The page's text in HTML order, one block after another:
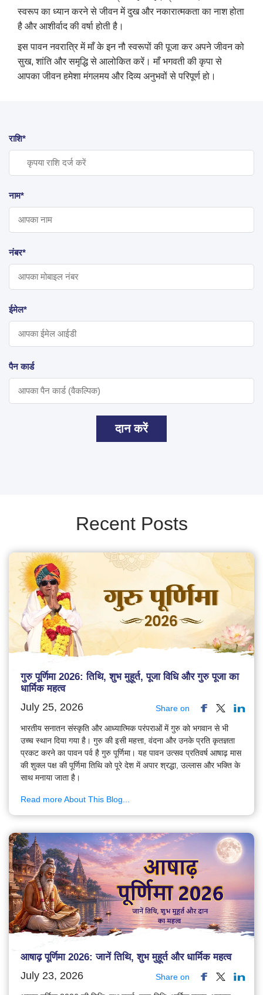
स्वरूप का ध्यान करने से जीवन में दुख और नकारात्मकता का नाश होता
है और आशीर्वाद की वर्षा होती है।
इस पावन नवरात्रि में माँ के इन नौ स्वरूपों की पूजा कर अपने जीवन को
सुख, शांति और समृद्धि से आलोकित करें। माँ भगवती की कृपा से
आपका जीवन हमेशा मंगलमय और दिव्य अनुभवों से परिपूर्ण हो।
राशि*
नाम*
नंबर*
ईमेल*
पैन कार्ड
दान करें
Recent Posts
गुरु पूर्णिमा 2026: तिथि, शुभ मुहूर्त, पूजा विधि और गुरु पूजा का
धार्मिक महत्व
July 25, 2026 Share on
भारतीय सनातन संस्कृति और आध्यात्मिक परंपराओं में गुरु को भगवान से भी
उच्च स्थान दिया गया है। गुरु की इसी महत्ता, वंदना और उनके प्रति कृतज्ञता
प्रकट करने का पावन पर्व है गुरु पूर्णिमा। यह पावन उत्सव प्रतिवर्ष आषाढ़ मास
की शुक्ल पक्ष की पूर्णिमा तिथि को पूरे देश में अपार श्रद्धा, उल्लास और भक्ति के
साथ मनाया जाता है।
Read more About This Blog...
आषाढ़ पूर्णिमा 2026: जानें तिथि, शुभ मुहूर्त और धार्मिक महत्व
July 23, 2026 Share on